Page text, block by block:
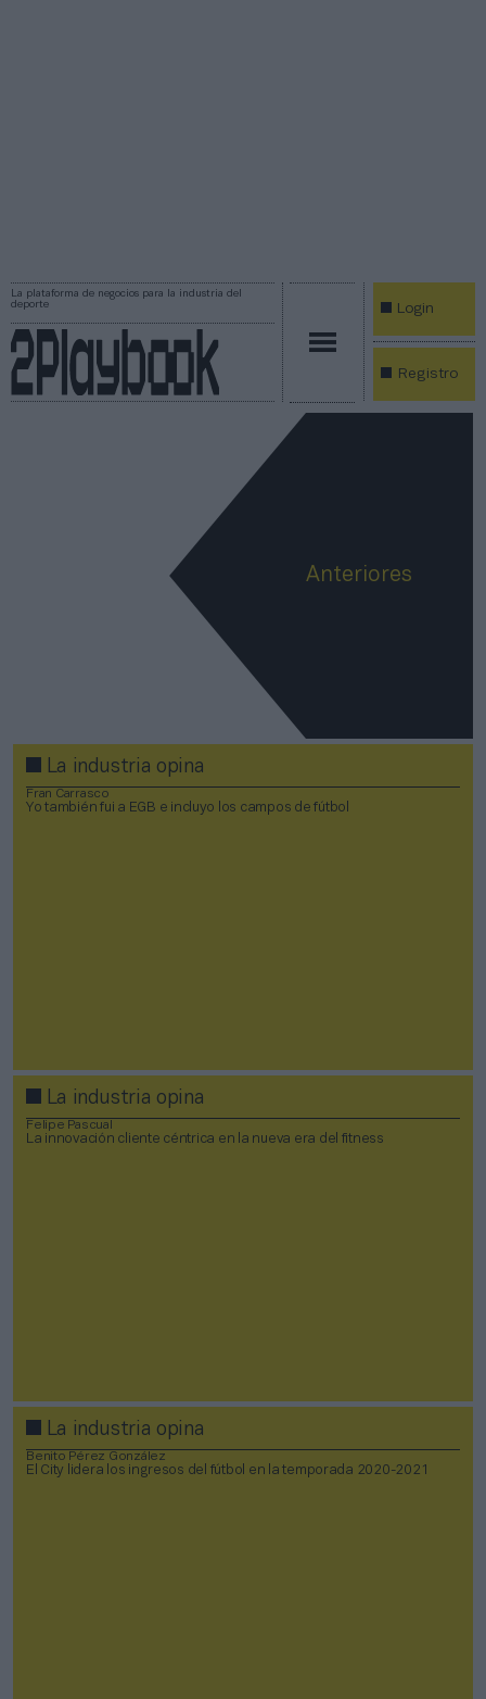
La plataforma de negocios para la industria del
deporte
Login
Registro
Anteriores
La industria opina
Fran Carrasco
Yo también fui a EGB e incluyo los campos de fútbol
La industria opina
Felipe Pascual
La innovación cliente céntrica en la nueva era del fitness
La industria opina
Benito Pérez González
El City lidera los ingresos del fútbol en la temporada 2020-2021